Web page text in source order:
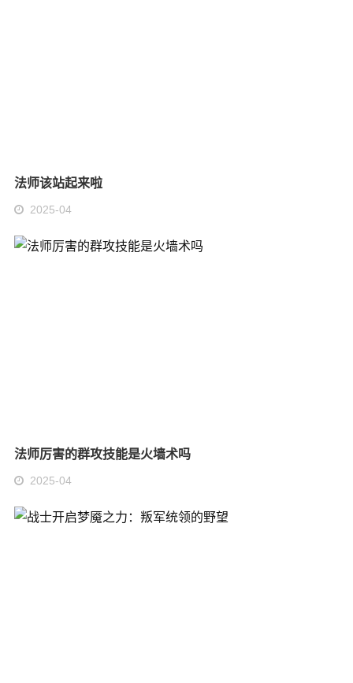
法师该站起来啦
2025-04
法师厉害的群攻技能是火墙术吗
2025-04